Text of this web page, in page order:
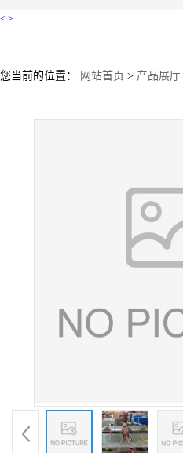
< >
您当前的位置： 网站首页 > 产品展厅